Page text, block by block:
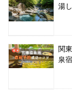
湯
関
泉